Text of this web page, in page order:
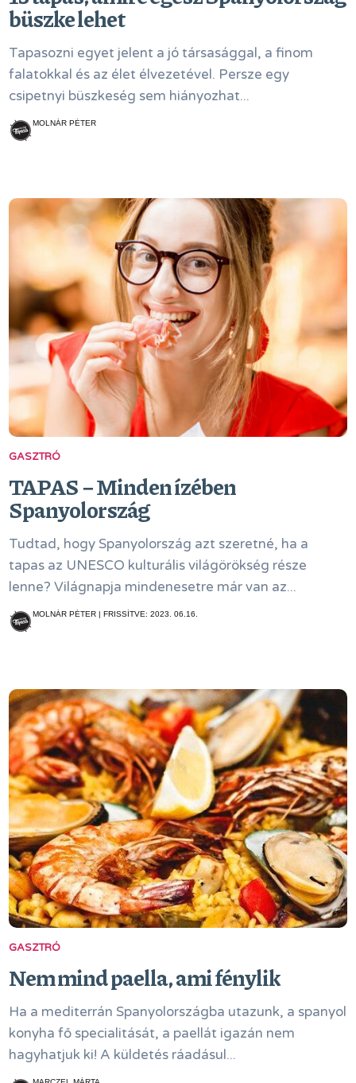
büszke lehet
Tapasozni egyet jelent a jó társasággal, a finom
falatokkal és az élet élvezetével. Persze egy
csipetnyi büszkeség sem hiányozhat...
MOLNÁR PÉTER
GASZTRÓ
TAPAS − Minden ízében
Spanyolország
Tudtad, hogy Spanyolország azt szeretné, ha a
tapas az UNESCO kulturális világörökség része
lenne? Világnapja mindenesetre már van az...
MOLNÁR PÉTER | FRISSÍTVE: 2023. 06.16.
GASZTRÓ
Nem mind paella, ami fénylik
Ha a mediterrán Spanyolországba utazunk, a spanyol
konyha fő specialitását, a paellát igazán nem
hagyhatjuk ki! A küldetés ráadásul...